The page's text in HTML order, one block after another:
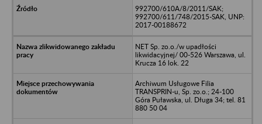
992700/610A/8/2011/SAK;
992700/611/748/2015-SAK, UNP:
2017-00188672
NET Sp. zo.o./w upadłości
likwidacyjnej/ 00-526 Warszawa, ul.
Krucza 16 lok. 22
Archiwum Usługowe Filia
TRANSPRIN-u, Sp. zo.o.; 24-100
Góra Puławska, ul. Długa 34; tel. 81
880 50 04